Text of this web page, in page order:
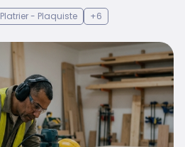
Platrier - Plaquiste +6